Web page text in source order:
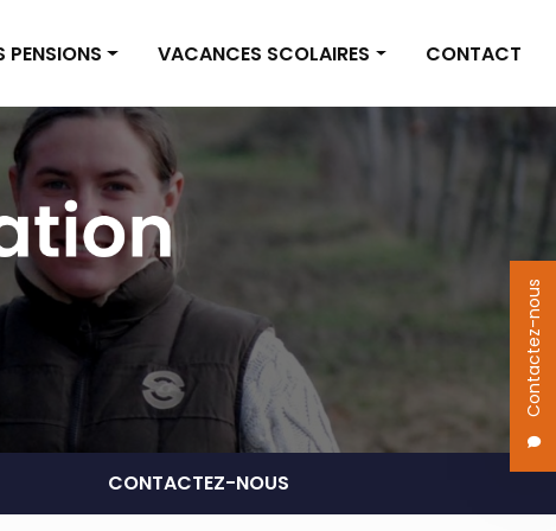
Contactez-nous
PENSIONS
box
pré
des pensions
VACANCES SCOLAIRES
Actualités
CONTACT
CONTACTEZ-NOUS